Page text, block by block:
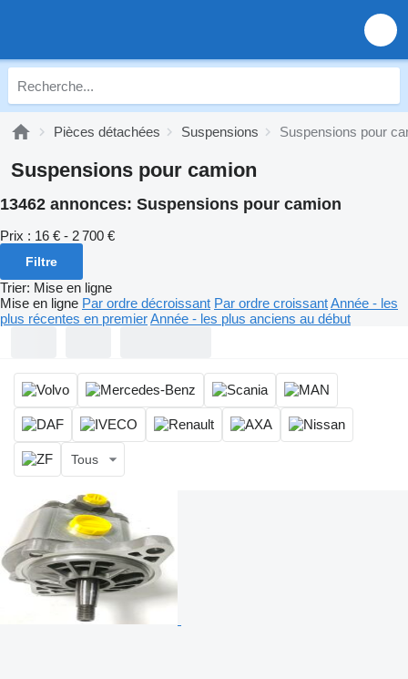
Pièces détachées Suspensions Suspensions pour
Suspensions pour camion
13462 annonces: Suspensions pour camion
Prix : 16 € - 2 700 €
Filtre
Trier: Mise en ligne
Mise en ligne Par ordre décroissant Par ordre croissantAnnée - les
plus récentes en premierAnnée - les plus anciens au début
Tous